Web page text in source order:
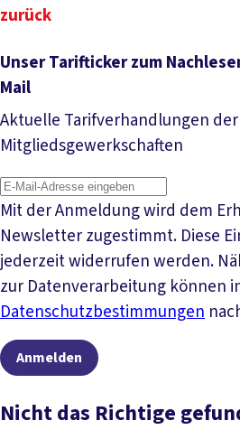
zurück
Unser Tarifticker zum
Mail
Aktuelle Tarifverhandlungen der
Mitgliedsgewerkschaften
Mit der Anmeldung wird dem
Newsletter zugestimmt. Diese
jederzeit widerrufen werden.
zur Datenverarbeitung können
Datenschutzbestimmungen
Anmelden
Nicht das Richtige